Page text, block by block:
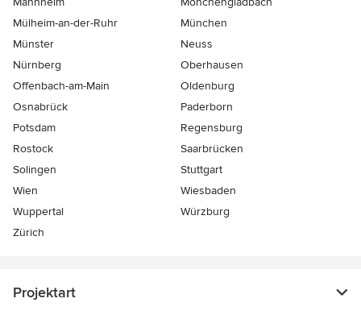
Mülheim-an-der-Ruhr
München
Münster
Neuss
Nürnberg
Oberhausen
Offenbach-am-Main
Oldenburg
Osnabrück
Paderborn
Potsdam
Regensburg
Rostock
Saarbrücken
Solingen
Stuttgart
Wien
Wiesbaden
Wuppertal
Würzburg
Zürich
Projektart